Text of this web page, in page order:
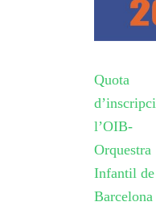
Quota
l’OIB-
Orquestra
Infantil de
Barcelona